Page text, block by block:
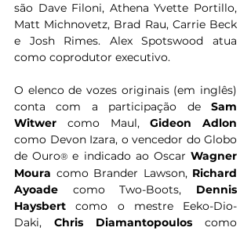
são Dave Filoni, Athena Yvette Portillo,
Matt Michnovetz, Brad Rau, Carrie Beck
e Josh Rimes. Alex Spotswood atua
como coprodutor executivo.
O elenco de vozes originais (em inglês)
conta com a participação de Sam
Witwer como Maul, Gideon Adlon
como Devon Izara, o vencedor do Globo
de Ouro® e indicado ao Oscar Wagner
Moura como Brander Lawson, Richard
Ayoade como Two-Boots, Dennis
Haysbert como o mestre Eeko-Dio-
Daki, Chris Diamantopoulos como